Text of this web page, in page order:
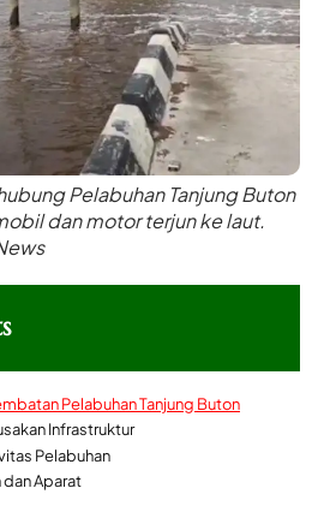
Pelabuhan Tanjung Buton
dan motor terjun ke laut.
Pelabuhan Tanjung Buton
Infrastruktur
Pelabuhan
Aparat